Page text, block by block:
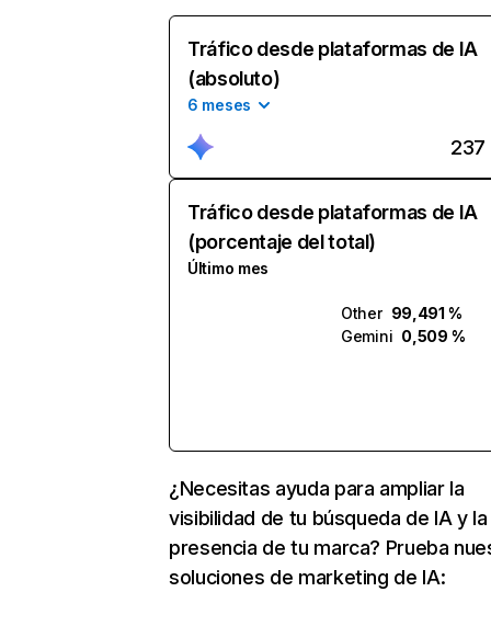
Tráfico desde plataformas de IA
(absoluto)
6 meses
237
Tráfico desde plataformas de IA
(porcentaje del total)
Último mes
Other 99,491 %
Gemini 0,509 %
¿Necesitas ayuda para ampliar la
visibilidad de tu búsqueda de IA y la
presencia de tu marca? Prueba
soluciones de marketing de IA: